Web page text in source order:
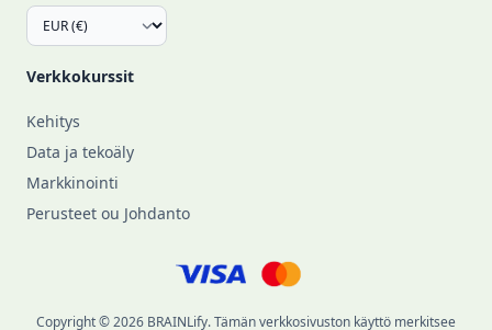
Verkkokurssit
Kehitys
Data ja tekoäly
Markkinointi
Perusteet ou Johdanto
Copyright © 2026 BRAINLify. Tämän verkkosivuston käyttö merkitsee